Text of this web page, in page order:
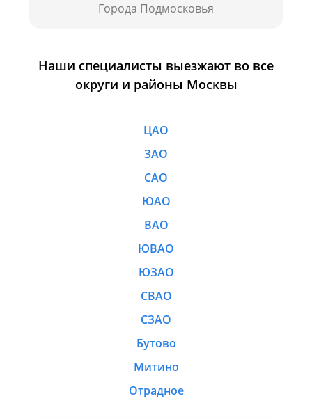
Города Подмосковья
Наши специалисты выезжают во все
округи и районы Москвы
ЦАО
ЗАО
САО
ЮАО
ВАО
ЮВАО
ЮЗАО
СВАО
СЗАО
Бутово
Митино
Отрадное